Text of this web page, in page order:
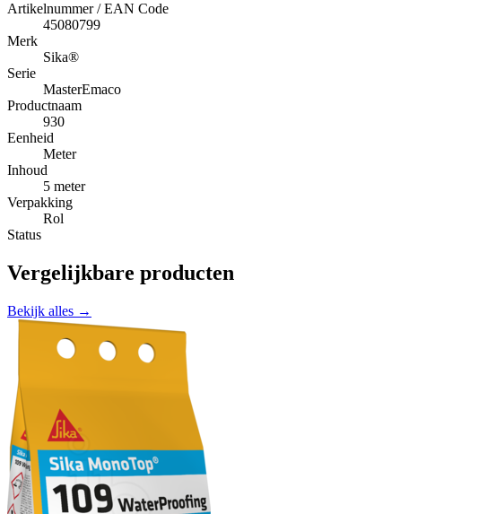
Artikelnummer / EAN Code
45080799
Merk
Sika®
Serie
MasterEmaco
Productnaam
930
Eenheid
Meter
Inhoud
5 meter
Verpakking
Rol
Status
Vergelijkbare producten
Bekijk alles →